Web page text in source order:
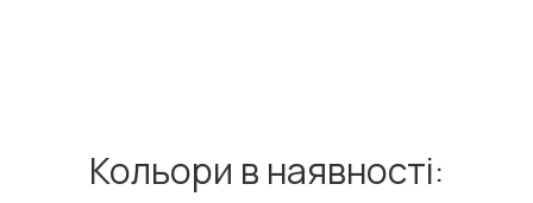
Кольори в наявності: